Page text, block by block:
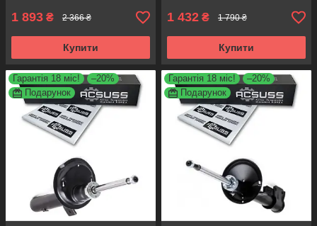
1 893 ₴ 2 366 ₴
Купити
1 432 ₴ 1 790 ₴
Купити
Гарантія 18 міс!
–20%
Подарунок
Гарантія 18 міс!
–20%
Подарунок